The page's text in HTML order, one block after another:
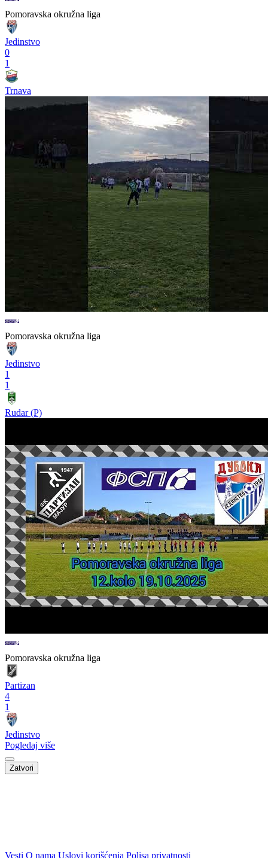
Pomoravska okružna liga
Jedinstvo
0
1
Trnava
Pomoravska okružna liga
Jedinstvo
1
1
Rudar (P)
Pomoravska okružna liga
Partizan
4
1
Jedinstvo
Pogledaj više
Zatvori
Vesti O nama Uslovi korišćenja Polisa privatnosti